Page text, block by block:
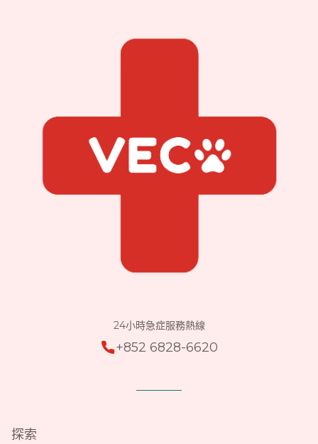
24小時急症服務熱線
+852 6828-6620
探索